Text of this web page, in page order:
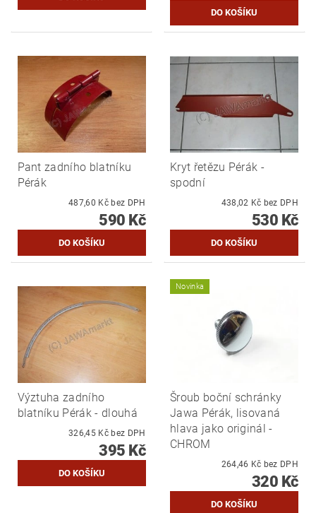
Pant zadního blatníku
Pérák
487,60 Kč bez DPH
590 Kč
Kryt řetězu Pérák -
spodní
438,02 Kč bez DPH
530 Kč
Výztuha zadního
blatníku Pérák - dlouhá
326,45 Kč bez DPH
395 Kč
Novinka
Šroub boční schránky
Jawa Pérák, lisovaná
hlava jako originál -
CHROM
264,46 Kč bez DPH
320 Kč